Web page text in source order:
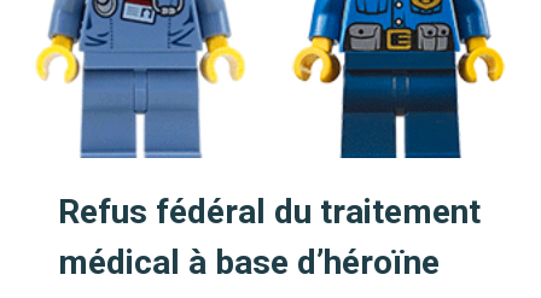
Refus fédéral du traitement
médical à base d’héroïne